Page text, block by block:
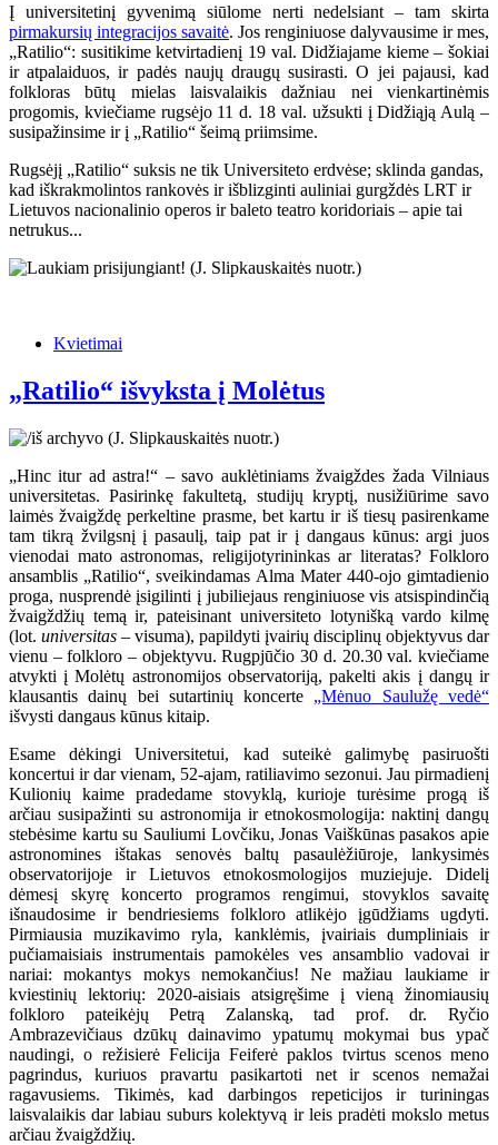
Į universitetinį gyvenimą siūlome nerti nedelsiant – tam skirta
pirmakursių integracijos savaitė. Jos renginiuose dalyvausime ir mes,
„Ratilio“: susitikime ketvirtadienį 19 val. Didžiajame kieme – šokiai
ir atpalaiduos, ir padės naujų draugų susirasti. O jei pajausi, kad
folkloras būtų mielas laisvalaikis dažniau nei vienkartinėmis
progomis, kviečiame rugsėjo 11 d. 18 val. užsukti į Didžiąją Aulą –
susipažinsime ir į „Ratilio“ šeimą priimsime.
Rugsėjį „Ratilio“ suksis ne tik Universiteto erdvėse; sklinda gandas,
kad iškrakmolintos rankovės ir išblizginti auliniai gurgždės LRT ir
Lietuvos nacionalinio operos ir baleto teatro koridoriais – apie tai
netrukus...
Kvietimai
„Ratilio“ išvyksta į Molėtus
„Hinc itur ad astra!“ – savo auklėtiniams žvaigždes žada Vilniaus
universitetas. Pasirinkę fakultetą, studijų kryptį, nusižiūrime savo
laimės žvaigždę perkeltine prasme, bet kartu ir iš tiesų pasirenkame
tam tikrą žvilgsnį į pasaulį, taip pat ir į dangaus kūnus: argi juos
vienodai mato astronomas, religijotyrininkas ar literatas? Folkloro
ansamblis „Ratilio“, sveikindamas Alma Mater 440-ojo gimtadienio
proga, nusprendė įsigilinti į jubiliejaus renginiuose vis atsispindinčią
žvaigždžių temą ir, pateisinant universiteto lotynišką vardo kilmę
(lot. universitas – visuma), papildyti įvairių disciplinų objektyvus dar
vienu – folkloro – objektyvu. Rugpjūčio 30 d. 20.30 val. kviečiame
atvykti į Molėtų astronomijos observatoriją, pakelti akis į dangų ir
klausantis dainų bei sutartinių koncerte „Mėnuo Saulužę vedė“
išvysti dangaus kūnus kitaip.
Esame dėkingi Universitetui, kad suteikė galimybę pasiruošti
koncertui ir dar vienam, 52-ajam, ratiliavimo sezonui. Jau pirmadienį
Kulionių kaime pradedame stovyklą, kurioje turėsime progą iš
arčiau susipažinti su astronomija ir etnokosmologija: naktinį dangų
stebėsime kartu su Sauliumi Lovčiku, Jonas Vaiškūnas pasakos apie
astronomines ištakas senovės baltų pasaulėžiūroje, lankysimės
observatorijoje ir Lietuvos etnokosmologijos muziejuje. Didelį
dėmesį skyrę koncerto programos rengimui, stovyklos savaitę
išnaudosime ir bendriesiems folkloro atlikėjo įgūdžiams ugdyti.
Pirmiausia muzikavimo ryla, kanklėmis, įvairiais dumpliniais ir
pučiamaisiais instrumentais pamokėles ves ansamblio vadovai ir
nariai: mokantys mokys nemokančius! Ne mažiau laukiame ir
kviestinių lektorių: 2020-aisiais atsigręšime į vieną žinomiausių
folkloro pateikėjų Petrą Zalanską, tad prof. dr. Ryčio
Ambrazevičiaus dzūkų dainavimo ypatumų mokymai bus ypač
naudingi, o režisierė Felicija Feiferė paklos tvirtus scenos meno
pagrindus, kuriuos pravartu pasikartoti net ir scenos nemažai
ragavusiems. Tikimės, kad darbingos repeticijos ir turiningas
laisvalaikis dar labiau suburs kolektyvą ir leis pradėti mokslo metus
arčiau žvaigždžių.